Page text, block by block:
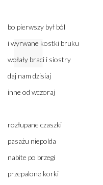
bo pierwszy był ból
i wyrwane kostki bruku
wołały braci i siostry
daj nam dzisiaj
inne od wczoraj
rozłupane czaszki
pasażu niepolda
nabite po brzegi
przepalone korki